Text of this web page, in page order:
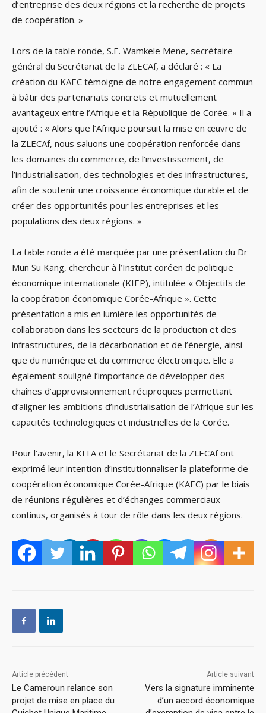
d’entreprise des deux régions et la recherche de projets
de coopération. »
Lors de la table ronde, S.E. Wamkele Mene, secrétaire
général du Secrétariat de la ZLECAf, a déclaré : « La
création du KAEC témoigne de notre engagement commun
à bâtir des partenariats concrets et mutuellement
avantageux entre l’Afrique et la République de Corée. » Il a
ajouté : « Alors que l’Afrique poursuit la mise en œuvre de
la ZLECAf, nous saluons une coopération renforcée dans
les domaines du commerce, de l’investissement, de
l’industrialisation, des technologies et des infrastructures,
afin de soutenir une croissance économique durable et de
créer des opportunités pour les entreprises et les
populations des deux régions. »
La table ronde a été marquée par une présentation du Dr
Mun Su Kang, chercheur à l’Institut coréen de politique
économique internationale (KIEP), intitulée « Objectifs de
la coopération économique Corée-Afrique ». Cette
présentation a mis en lumière les opportunités de
collaboration dans les secteurs de la production et des
infrastructures, de la décarbonation et de l’énergie, ainsi
que du numérique et du commerce électronique. Elle a
également souligné l’importance de développer des
chaînes d’approvisionnement réciproques permettant
d’aligner les ambitions d’industrialisation de l’Afrique sur les
capacités technologiques et industrielles de la Corée.
Pour l’avenir, la KITA et le Secrétariat de la ZLECAf ont
exprimé leur intention d’institutionnaliser la plateforme de
coopération économique Corée-Afrique (KAEC) par le biais
de réunions régulières et d’échanges commerciaux
continus, organisés à tour de rôle dans les deux régions.
Article précédent
Le Cameroun relance son
projet de mise en place du
Article suivant
Vers la signature imminente
d’un accord économique